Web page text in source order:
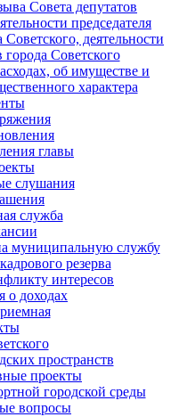
Совета депутатов
председателя
деятельности
города Советского
об имуществе и
характера
главы
слушания
служба
муниципальную службу
резерва
интересов
о доходах
пространств
проекты
городской среды
вопросы